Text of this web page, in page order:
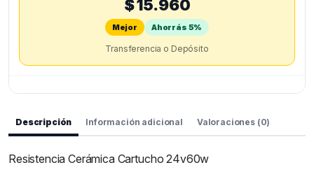
$ 15.960
Mejor Ahorrás 5%
Transferencia o Depósito
Descripción Información adicional Valoraciones (0)
Resistencia Cerámica Cartucho 24v60w